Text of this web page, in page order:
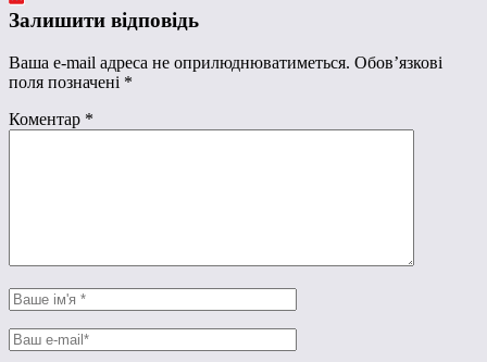
Залишити відповідь
Ваша e-mail адреса не оприлюднюватиметься. Обов’язкові
поля позначені *
Коментар *